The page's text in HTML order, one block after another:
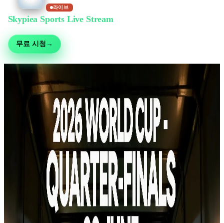
라이브
Skypiea Sports Live Stream에서 무료 시청
무료 시청 →